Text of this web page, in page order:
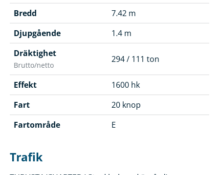
Bredd
7.42 m
Djupgående
1.4 m
Dräktighet
Brutto/netto
294 / 111 ton
Effekt
1600 hk
Fart
20 knop
Fartområde
E
Trafik